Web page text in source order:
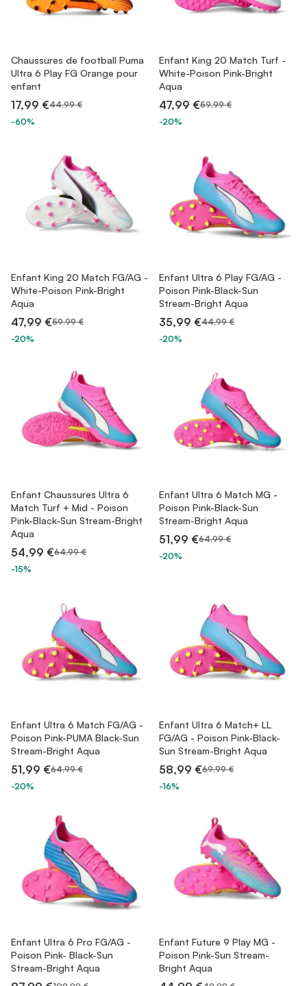
Chaussures de football Puma
Ultra 6 Play FG Orange pour
enfant
17,99 €44,99 €
-60%
Enfant King 20 Match Turf -
White-Poison Pink-Bright
Aqua
47,99 €59,99 €
-20%
Enfant King 20 Match FG/AG -
White-Poison Pink-Bright
Aqua
47,99 €59,99 €
-20%
Enfant Ultra 6 Play FG/AG -
Poison Pink-Black-Sun
Stream-Bright Aqua
35,99 €44,99 €
-20%
Enfant Chaussures Ultra 6
Match Turf + Mid - Poison
Pink-Black-Sun Stream-Bright
Aqua
54,99 €64,99 €
-15%
Enfant Ultra 6 Match MG -
Poison Pink-Black-Sun
Stream-Bright Aqua
51,99 €64,99 €
-20%
Enfant Ultra 6 Match FG/AG -
Poison Pink-PUMA Black-Sun
Stream-Bright Aqua
51,99 €64,99 €
-20%
Enfant Ultra 6 Match+ LL
FG/AG - Poison Pink-Black-
Sun Stream-Bright Aqua
58,99 €69,99 €
-16%
Enfant Ultra 6 Pro FG/AG -
Poison Pink- Black-Sun
Stream-Bright Aqua
Enfant Future 9 Play MG -
Poison Pink-Sun Stream-
Bright Aqua